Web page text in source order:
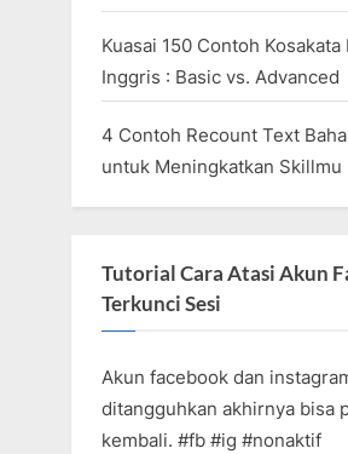
Kuasai 150 Contoh Kosakata
Inggris : Basic vs. Advanced
4 Contoh Recount Text
untuk Meningkatkan Skillmu
Tutorial Cara Atasi Akun
Terkunci Sesi
Akun facebook dan
ditangguhkan akhirnya bisa
kembali. #fb #ig #nonaktif